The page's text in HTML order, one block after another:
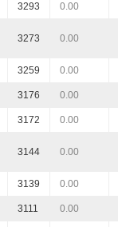
3293 0.00
3273 0.00
3259 0.00
3176 0.00
3172 0.00
3144 0.00
3139 0.00
3111 0.00